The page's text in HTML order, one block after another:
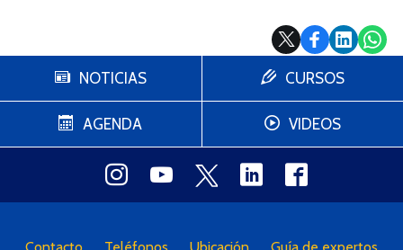
NOTICIAS
AGENDA
CURSOS
VIDEOS
Contacto Teléfonos Ubicación Guía de expertos